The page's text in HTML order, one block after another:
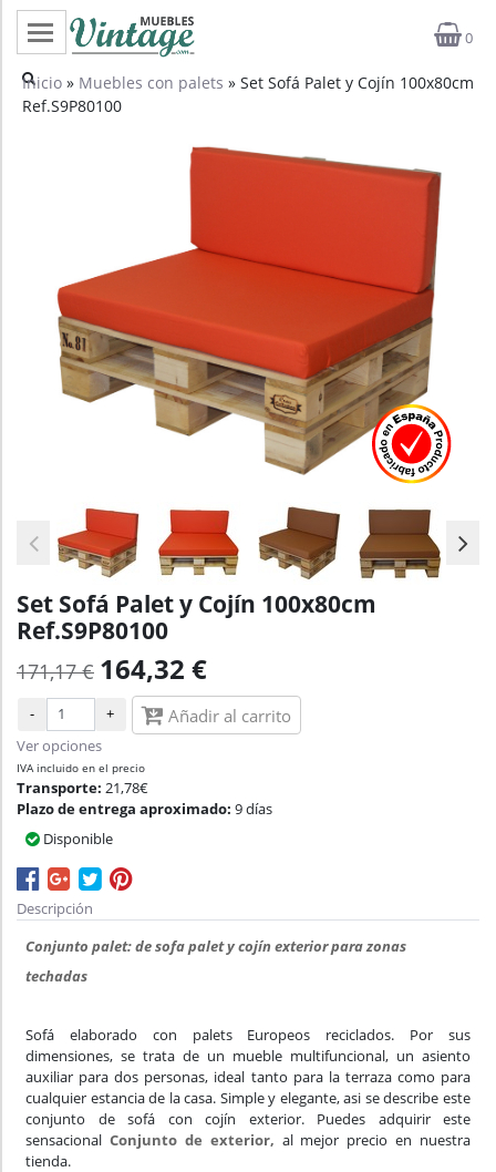
0
Categorías
Estilos
Proyectos
Profesionales
Inicio » Muebles con palets » Set Sofá Palet y Cojín 100x80cm
Ref.S9P80100
Set Sofá Palet y Cojín 100x80cm
Ref.S9P80100
171,17 € 164,32 €
- + Añadir al carrito
Ver opciones
IVA incluido en el precio
Transporte: 21,78€
Plazo de entrega aproximado: 9 días
Disponible
Descripción
Conjunto palet: de sofa palet y cojín exteriorpara zonas
techadas
Sofá elaborado con palets Europeos reciclados. Por sus
dimensiones, se trata de un mueble multifuncional, un asiento
auxiliar para dos personas, ideal tanto para la terraza como para
cualquier estancia de la casa. Simple y elegante, asi se describe este
conjunto de sofá con cojín exterior. Puedes adquirir este
sensacional Conjunto de exterior, al mejor precio en nuestra
tienda.